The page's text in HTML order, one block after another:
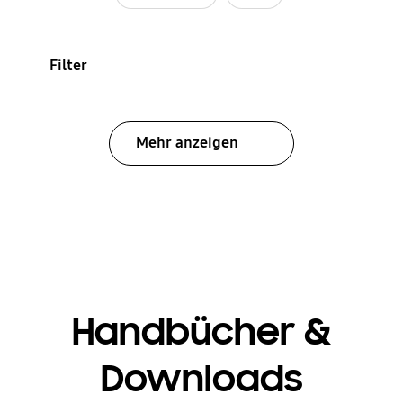
Filter
Mehr anzeigen
Handbücher &
Downloads